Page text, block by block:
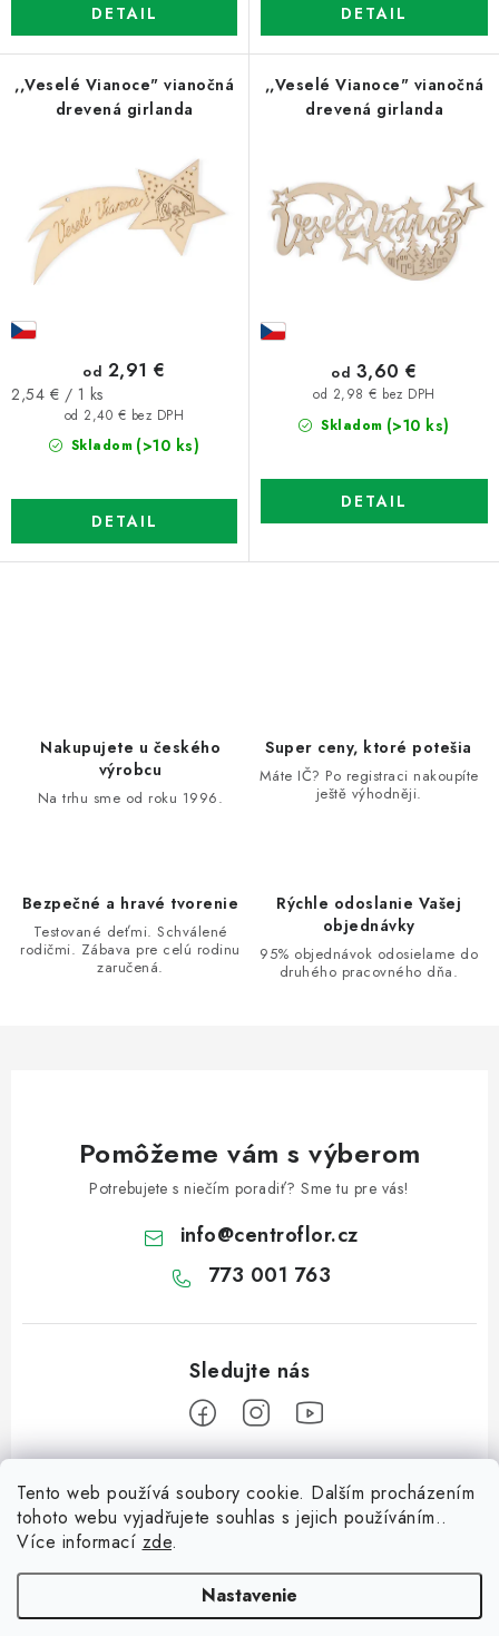
Tento web používá soubory cookie. Dalším procházením
tohoto webu vyjadřujete souhlas s jejich používáním..
Více informací zde.
Nastavenie
DETAIL DETAIL
,,Veselé Vianoce" vianočná
drevená girlanda
Skladom (>10 ks)
od 2,40 € bez DPH
od 2,91 €
Jednotková
2,54 € / 1 ks
DETAIL
,,Veselé Vianoce" vianočná
drevená girlanda
Skladom (>10 ks)
od 2,98 € bez DPH
od 3,60 €
DETAIL
p
v
Nakupujete u českého
výrobcu
Na trhu sme od roku 1996.
Super ceny, ktoré potešia
Máte IČ? Po registraci nakoupíte
ještě výhodněji.
Bezpečné a hravé tvorenie
Testované deťmi. Schválené
rodičmi. Zábava pre celú rodinu
zaručená.
Rýchle odoslanie Vašej
objednávky
95% objednávok odosielame do
druhého pracovného dňa.
Pomôžeme vám s výberom
Potrebujete s niečím poradiť? Sme tu pre vás!
info@centroflor.cz
773 001 763
Z
Informace pro vás
Dopravné
Kontaktujte nás
Tipy na tvorenie
Včielka na prst z chlpatého drôtika